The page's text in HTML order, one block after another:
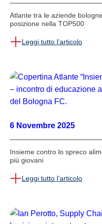
Atlante tra le aziende
posizione nella TOP500
Leggi tutto l’articolo
6 Novembre 2025
Insieme contro lo spreco
più giovani
Leggi tutto l’articolo